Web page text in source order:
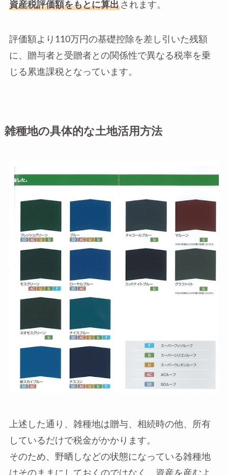
資産税評価額をもとに算出されます。
評価額より110万円の基礎控除を差し引いた残額
に、贈与者と受贈者との関係性で異なる税率を乗
じる累進課税となっています。
雑種地の具体的な土地活用方法
上述した通り、雑種地は贈与、相続時の他、所有
しているだけで税金がかかります。
そのため、野晒しなどの状態になっている雑種地